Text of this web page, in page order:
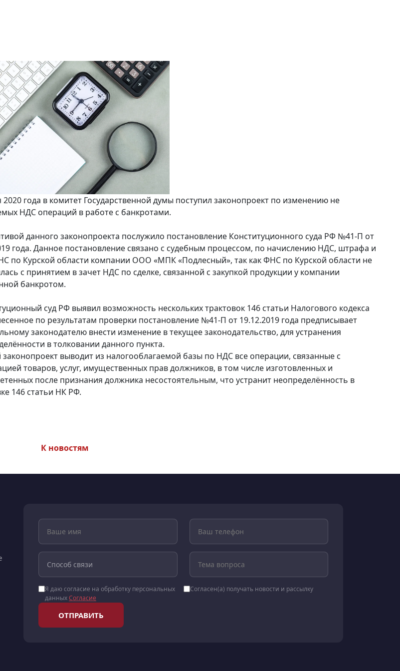
2020 года в комитет Государственной думы поступил законопроект по изменению не
НДС операций в работе с банкротами.
данного законопроекта послужило постановление Конституционного суда РФ №41-П от
года. Данное постановление связано с судебным процессом, по начислению НДС, штрафа и
по Курской области компании ООО «МПК «Подлесный», так как ФНС по Курской области не
с принятием в зачет НДС по сделке, связанной с закупкой продукции у компании
банкротом.
суд РФ выявил возможность нескольких трактовок 146 статьи Налогового кодекса
по результатам проверки постановление №41-П от 19.12.2019 года предписывает
законодателю внести изменение в текущее законодательство, для устранения
в толковании данного пункта.
выводит из налогооблагаемой базы по НДС все операции, связанные с
товаров, услуг, имущественных прав должников, в том числе изготовленных и
после признания должника несостоятельным, что устранит неопределённость в
146 статьи НК РФ.
К новостям
Я даю согласие на обработку персональных
данныхСогласие
Согласен(а) получать новости и рассылку
ОТПРАВИТЬ